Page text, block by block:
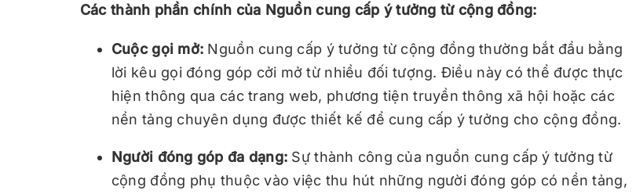
Các thành phần chính của Nguồn cung cấp ý tưởng từ cộng đồng:
Cuộc gọi mở: Nguồn cung cấp ý tưởng từ cộng đồng thường bắt đầu bằng
lời kêu gọi đóng góp cởi mở từ nhiều đối tượng. Điều này có thể được thực
hiện thông qua các trang web, phương tiện truyền thông xã hội hoặc các
nền tảng chuyên dụng được thiết kế để cung cấp ý tưởng cho cộng đồng.
Người đóng góp đa dạng: Sự thành công của nguồn cung cấp ý tưởng từ
cộng đồng phụ thuộc vào việc thu hút những người đóng góp có nền tảng,